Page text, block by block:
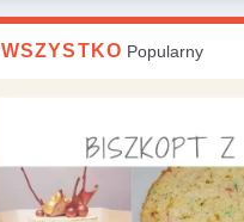
WSZYSTKO Popularny